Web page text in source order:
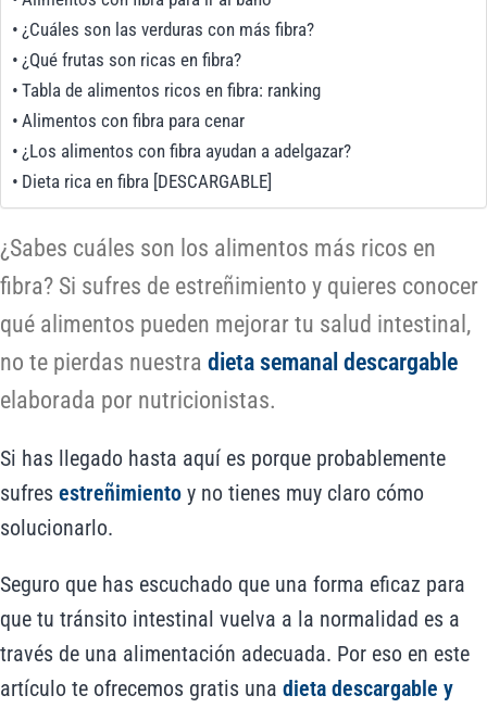
¿Cuáles son las verduras con más fibra?
¿Qué frutas son ricas en fibra?
Tabla de alimentos ricos en fibra: ranking
Alimentos con fibra para cenar
¿Los alimentos con fibra ayudan a adelgazar?
Dieta rica en fibra [DESCARGABLE]
¿Sabes cuáles son los alimentos más ricos en
fibra? Si sufres de estreñimiento y quieres conocer
qué alimentos pueden mejorar tu salud intestinal,
no te pierdas nuestra dieta semanal descargable
elaborada por nutricionistas.
Si has llegado hasta aquí es porque probablemente
sufres estreñimiento y no tienes muy claro cómo
solucionarlo.
Seguro que has escuchado que una forma eficaz para
que tu tránsito intestinal vuelva a la normalidad es a
través de una alimentación adecuada. Por eso en este
artículo te ofrecemos gratis una dieta descargable y